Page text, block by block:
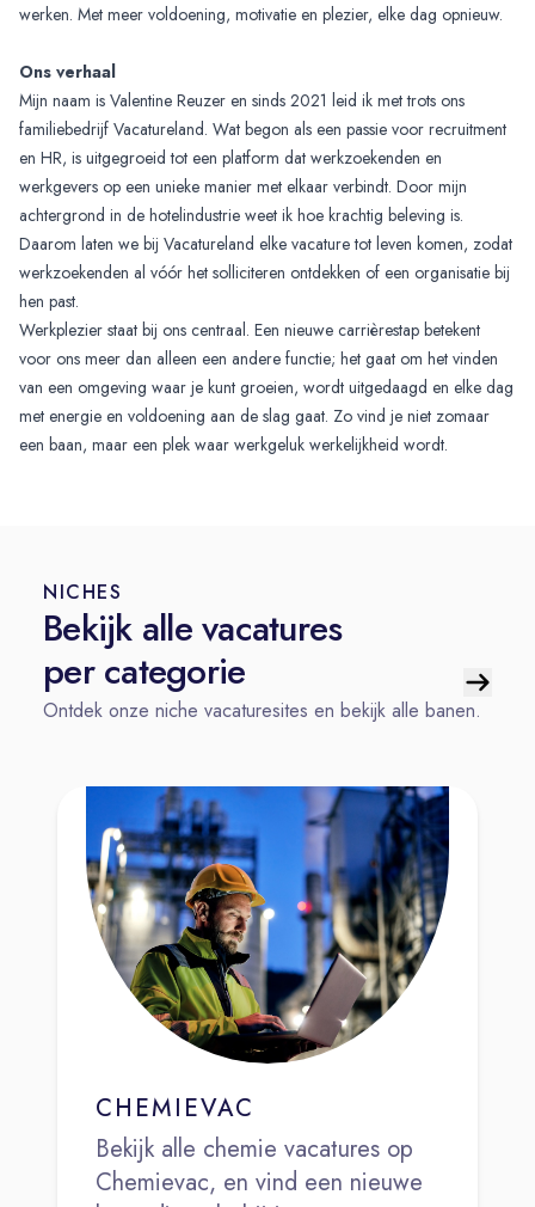
werken. Met meer voldoening, motivatie en plezier, elke dag opnieuw.
Ons verhaal
Mijn naam is Valentine Reuzer en sinds 2021 leid ik met trots ons
familiebedrijf Vacatureland. Wat begon als een passie voor recruitment
en HR, is uitgegroeid tot een platform dat werkzoekenden en
werkgevers op een unieke manier met elkaar verbindt. Door mijn
achtergrond in de hotelindustrie weet ik hoe krachtig beleving is.
Daarom laten we bij Vacatureland elke vacature tot leven komen, zodat
werkzoekenden al vóór het solliciteren ontdekken of een organisatie bij
hen past.
Werkplezier staat bij ons centraal. Een nieuwe carrièrestap betekent
voor ons meer dan alleen een andere functie; het gaat om het vinden
van een omgeving waar je kunt groeien, wordt uitgedaagd en elke dag
met energie en voldoening aan de slag gaat. Zo vind je niet zomaar
een baan, maar een plek waar werkgeluk werkelijkheid wordt.
NICHES
Bekijk alle vacatures
per categorie
Ontdek onze niche vacaturesites en bekijk alle banen.
CHEMIEVAC
Bekijk alle chemie vacatures op
Chemievac, en vind een nieuwe